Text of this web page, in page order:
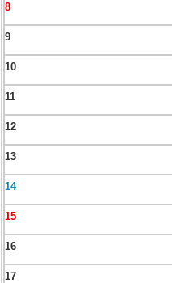
8
9
10
11
12
13
14
15
16
17